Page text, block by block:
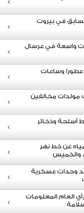
في بيروت
واسعة في عرسال
عطورًا وساعات
ويضبط أسلحة وذخائر
عن خط نهر
والخميس
وحدات عسكرية
العام المعلومات